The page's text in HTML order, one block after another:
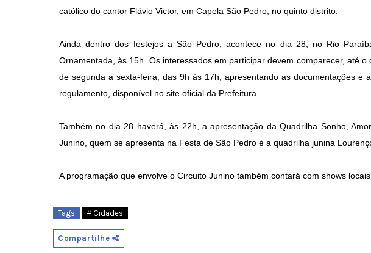
católico do cantor Flávio Victor, em Capela São Pedro, no quinto distrito.
Ainda dentro dos festejos a São Pedro, acontece no dia 28, no Rio
Ornamentada, às 15h. Os interessados em participar devem comparecer, até o
de segunda a sexta-feira, das 9h às 17h, apresentando as documentações e
regulamento, disponível no site oficial da Prefeitura.
Também no dia 28 haverá, às 22h, a apresentação da Quadrilha Sonho,
Junino, quem se apresenta na Festa de São Pedro é a quadrilha junina
A programação que envolve o Circuito Junino também contará com shows
Tags # Cidades
Compartilhe